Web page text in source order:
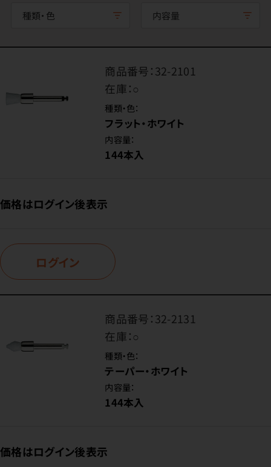
種類・色 内容量
商品番号：32-2101
在庫：○
種類・色：
フラット・ホワイト
内容量：
144本入
価格はログイン後表示
ログイン
商品番号：32-2131
在庫：○
種類・色：
テーパー・ホワイト
内容量：
144本入
価格はログイン後表示